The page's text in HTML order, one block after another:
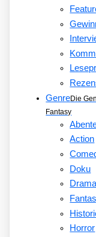
GenreDie
Fantasy
Action
Doku
Horror